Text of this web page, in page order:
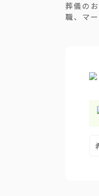
葬儀の
職、マ